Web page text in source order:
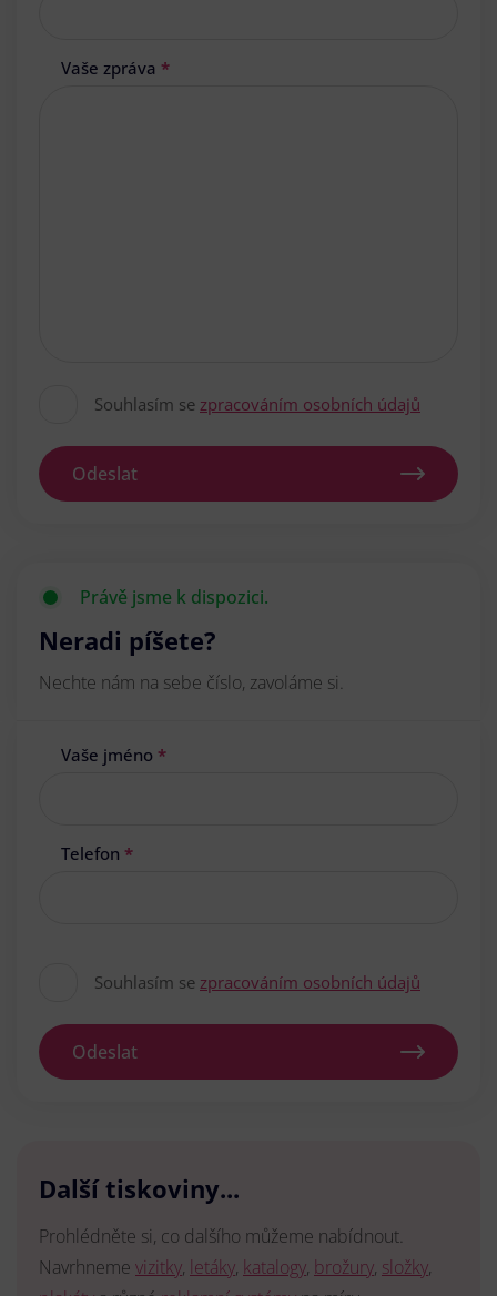
Vaše zpráva *
Souhlasím se zpracováním osobních údajů
Odeslat
Právě jsme k dispozici.
Neradi píšete?
Nechte nám na sebe číslo, zavoláme si.
Vaše jméno *
Telefon *
Souhlasím se zpracováním osobních údajů
Odeslat
Další tiskoviny...
Prohlédněte si, co dalšího můžeme nabídnout.
Navrhneme vizitky, letáky, katalogy, brožury, složky,